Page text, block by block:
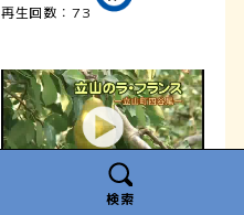
検索
再生回数：73
[415] 111011 立山の